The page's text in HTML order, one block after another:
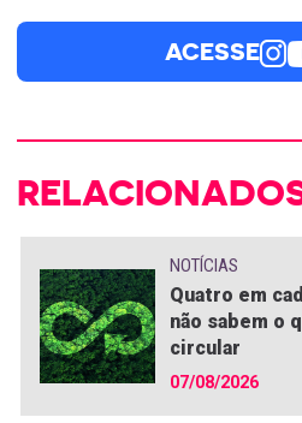
ACESSE
NOTÍCIAS
Quatro em
não sabem o
circular
07/08/2026